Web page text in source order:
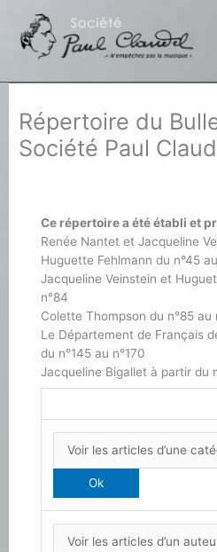
contenu
Répertoire du
Société Paul
Ce répertoire a été établi et
Renée Nantet et Jacqueline
Huguette Fehlmann du n°45
Jacqueline Veinstein et
n°84
Colette Thompson du n°85 au
Le Département de Français
du n°145 au n°170
Jacqueline Bigallet à partir du